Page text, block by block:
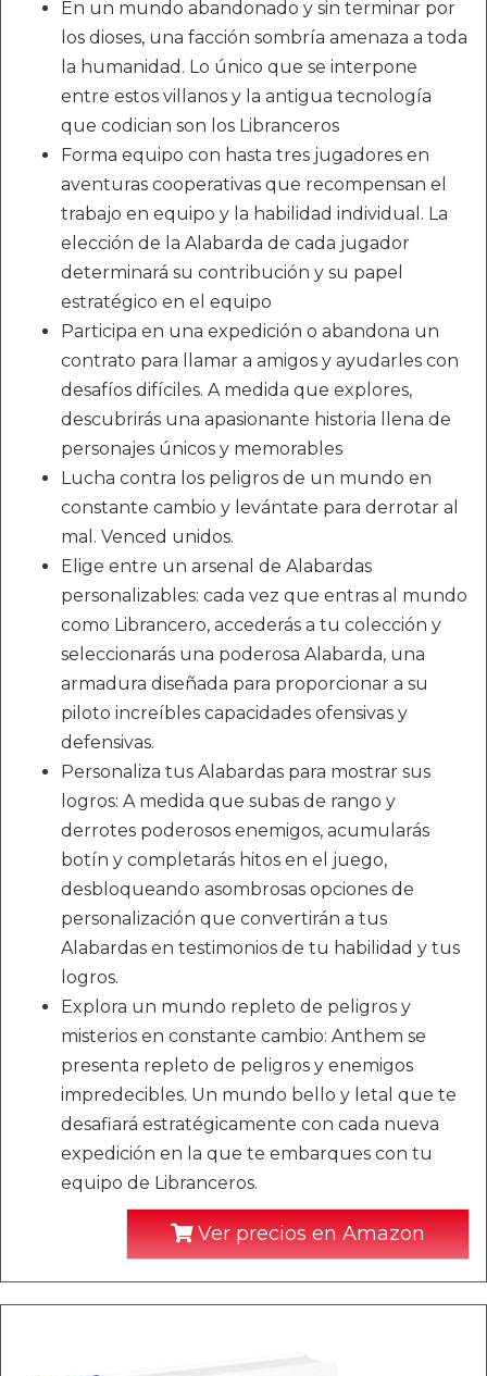
En un mundo abandonado y sin terminar por
los dioses, una facción sombría amenaza a toda
la humanidad. Lo único que se interpone
entre estos villanos y la antigua tecnología
que codician son los Libranceros
Forma equipo con hasta tres jugadores en
aventuras cooperativas que recompensan el
trabajo en equipo y la habilidad individual. La
elección de la Alabarda de cada jugador
determinará su contribución y su papel
estratégico en el equipo
Participa en una expedición o abandona un
contrato para llamar a amigos y ayudarles con
desafíos difíciles. A medida que explores,
descubrirás una apasionante historia llena de
personajes únicos y memorables
Lucha contra los peligros de un mundo en
constante cambio y levántate para derrotar al
mal. Venced unidos.
Elige entre un arsenal de Alabardas
personalizables: cada vez que entras al mundo
como Librancero, accederás a tu colección y
seleccionarás una poderosa Alabarda, una
armadura diseñada para proporcionar a su
piloto increíbles capacidades ofensivas y
defensivas.
Personaliza tus Alabardas para mostrar sus
logros: A medida que subas de rango y
derrotes poderosos enemigos, acumularás
botín y completarás hitos en el juego,
desbloqueando asombrosas opciones de
personalización que convertirán a tus
Alabardas en testimonios de tu habilidad y tus
logros.
Explora un mundo repleto de peligros y
misterios en constante cambio: Anthem se
presenta repleto de peligros y enemigos
impredecibles. Un mundo bello y letal que te
desafiará estratégicamente con cada nueva
expedición en la que te embarques con tu
equipo de Libranceros.
Ver precios en Amazon